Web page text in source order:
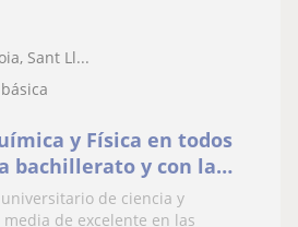
Sant Ll...
y Física en todos
bachillerato y con la
para aprender
de ciencia y
de excelente en las